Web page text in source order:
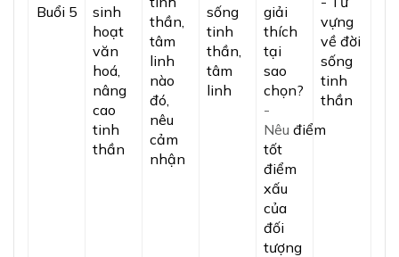
Buổi 5
sinh
hoạt
văn
hoá,
nâng
cao
tinh
thần
thần,
tâm
linh
nào
đó,
nêu
cảm
nhận
sống
tinh
thần,
tâm
linh
giải
thích
tại
sao
chọn?
-
Nêu điểm
tốt
điểm
xấu
của
đối
tượng
vựng
về đời
sống
tinh
thần